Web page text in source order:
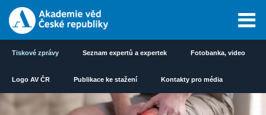
Tiskové zprávy Seznam expertů a expertek Fotobanka, video
Logo AV ČR Publikace ke stažení Kontakty pro média